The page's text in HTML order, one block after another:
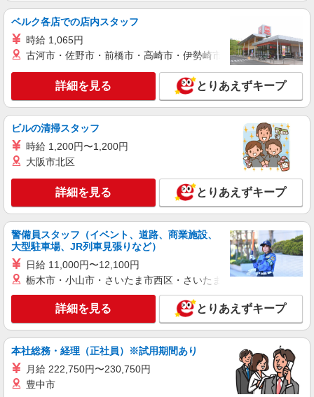
ベルク各店での店内スタッフ
時給 1,065円
古河市・佐野市・前橋市・高崎市・伊勢崎市・太田市・館林市
詳細を見る とりあえずキープ
ビルの清掃スタッフ
時給 1,200円〜1,200円
大阪市北区
詳細を見る とりあえずキープ
警備員スタッフ（イベント、道路、商業施設、
大型駐車場、JR列車見張りなど）
日給 11,000円〜12,100円
栃木市・小山市・さいたま市西区・さいたま市岩槻区・久喜市・
詳細を見る とりあえずキープ
本社総務・経理（正社員）※試用期間あり
月給 222,750円〜230,750円
豊中市